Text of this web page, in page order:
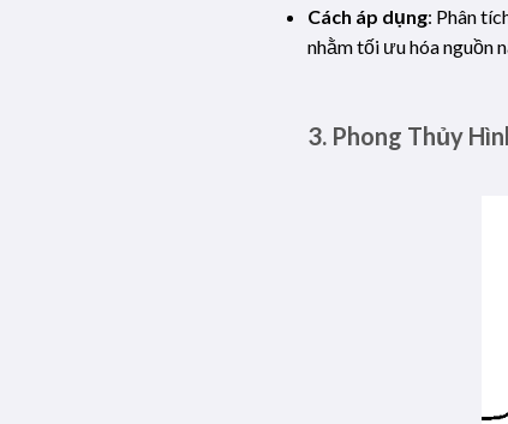
Cách áp dụng: Phân
nhằm tối ưu hóa nguồn
3. Phong Thủy